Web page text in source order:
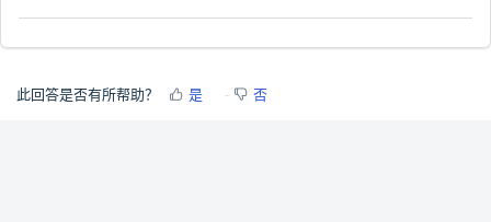
此回答是否有所帮助？ 是 否